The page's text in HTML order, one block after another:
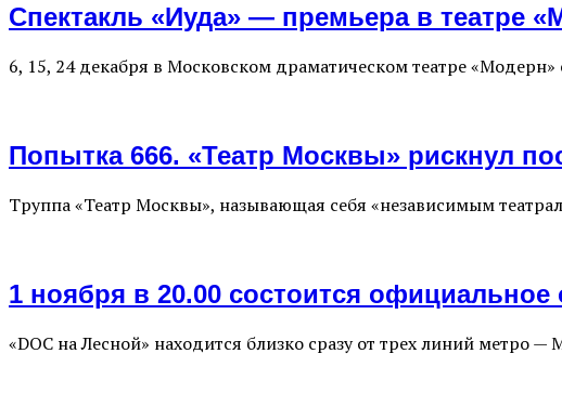
Спектакль «Иуда» — премьера в театре
6, 15, 24 декабря в Московском драматическом театре
Попытка 666. «Театр Москвы» рискнул
Труппа «Театр Москвы», называющая себя «независимым
1 ноября в 20.00 состоится
«DOC на Лесной» находится близко сразу от трех линий